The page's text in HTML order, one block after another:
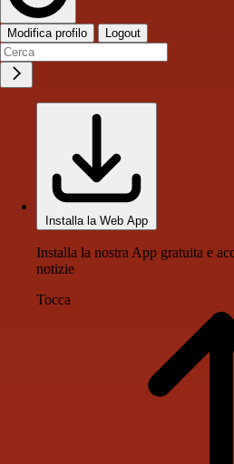
Modifica profilo Logout
Installa la Web App
Installa la nostra App gratuita e
notizie
Tocca